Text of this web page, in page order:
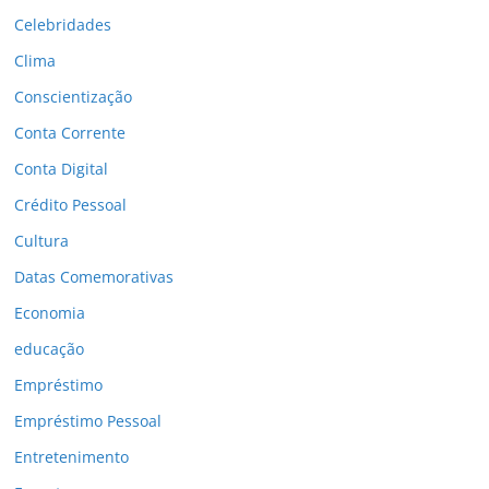
Celebridades
Clima
Conscientização
Conta Corrente
Conta Digital
Crédito Pessoal
Cultura
Datas Comemorativas
Economia
educação
Empréstimo
Empréstimo Pessoal
Entretenimento